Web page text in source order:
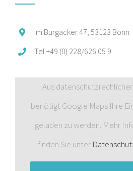
Im Burgacker 47, 53123 Bonn
Tel +49 (0) 228/626 05 9
Aus
benötigt Google Maps Ihre
geladen zu werden. Mehr
finden Sie unter